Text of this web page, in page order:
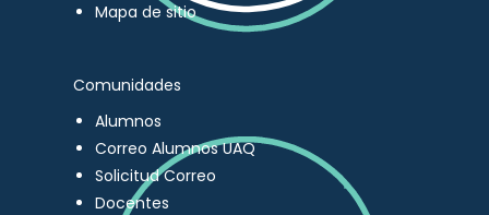
Mapa de sitio
Comunidades
Alumnos
Correo Alumnos UAQ
Solicitud Correo
Docentes